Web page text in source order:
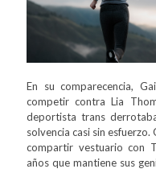
En su comparecencia,
competir contra Lia
deportista trans
solvencia casi sin
compartir vestuario con
años que mantiene sus